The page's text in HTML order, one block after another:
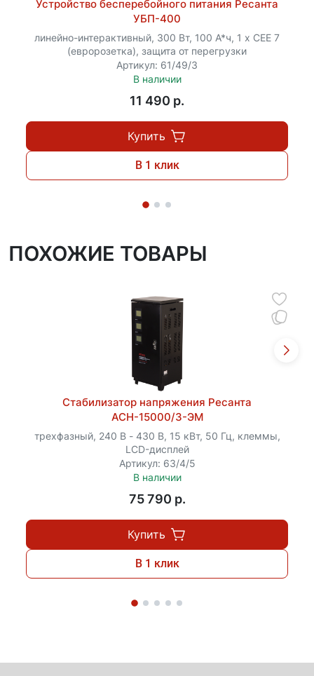
Стабилизатор Ресанта АСН-30000/3-ЭМ сочетает
промышленную мощность с высокой точностью
регулировки, что делает его идеальным выбором
для защиты критически важного оборудования в
условиях нестабильного трехфазного напряжения.
бесперебойное питание большой мощности с
минимальными отклонениями от номинальных
Устройство бесперебойного питания Ресанта
УБП-400
линейно-интерактивный, 300 Вт, 100 А*ч, 1 х CEE 7
(евророзетка), защита от перегрузки
Артикул: 61/49/3
В наличии
11 490 p.
Купить
В 1 клик
ПОХОЖИЕ ТОВАРЫ
Стабилизатор напряжения Ресанта
АСН-15000/3-ЭМ
трехфазный, 240 В - 430 В, 15 кВт, 50 Гц, клеммы,
LCD-дисплей
Артикул: 63/4/5
В наличии
75 790 p.
Купить
В 1 клик